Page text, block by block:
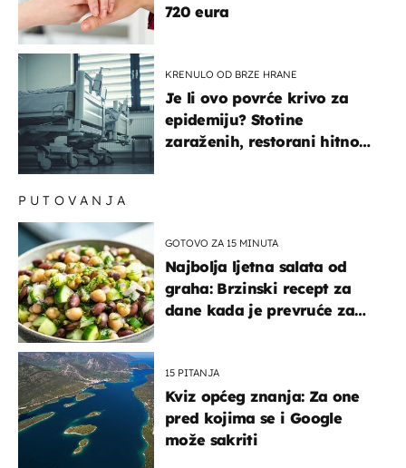
720 eura
KRENULO OD BRZE HRANE
Je li ovo povrće krivo za
epidemiju? Stotine
zaraženih, restorani hitno
PUTOVANJA
GOTOVO ZA 15 MINUTA
Najbolja ljetna salata od
graha: Brzinski recept za
dane kada je prevruće za
15 PITANJA
Kviz općeg znanja: Za one
pred kojima se i Google
može sakriti